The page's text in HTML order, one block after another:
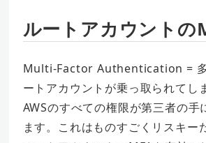
ルートアカウントの
Multi-Factor Authentication =
ートアカウントが乗っ取られてし
AWSのすべての権限が第三者の手
ます。これはものすごくリスキー